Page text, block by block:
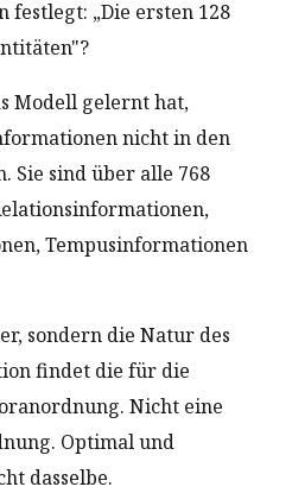
festlegt: „Die ersten 128
Modell gelernt hat,
nicht in den
Sie sind über alle 768
Tempusinformationen
sondern die Natur des
findet die für die
Nicht eine
Optimal und
dasselbe.